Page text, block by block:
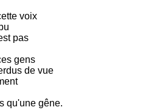
voix
pas
gens
de vue
qu'une gêne.